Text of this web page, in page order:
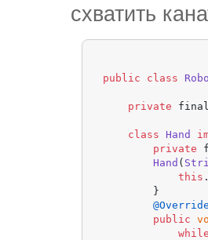
схватить
public class
private
class Hand
private
Hand (
this .
        }
@Override
public
while